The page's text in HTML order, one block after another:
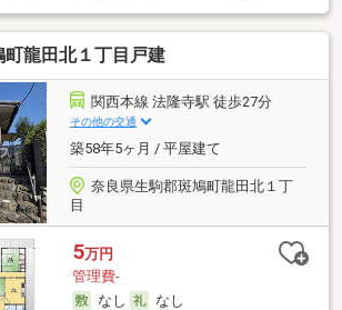
町龍田北１丁目戸建
関西本線 法隆寺駅 徒歩27分
その他の交通
築58年5ヶ月 / 平屋建て
奈良県生駒郡斑鳩町龍田北１丁
目
5万円
管理費-
なし
なし